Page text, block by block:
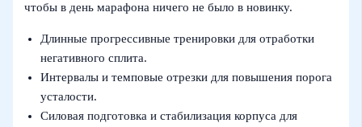
чтобы в день марафона ничего не было в новинку.
Длинные прогрессивные тренировки для отработки
негативного сплита.
Интервалы и темповые отрезки для повышения порога
усталости.
Силовая подготовка и стабилизация корпуса для